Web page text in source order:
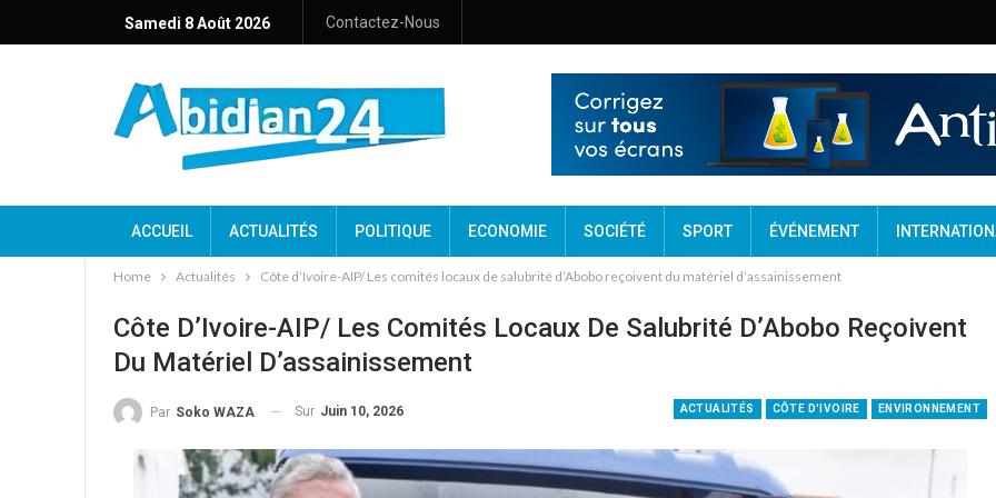
Samedi 8 Août 2026 Contactez-Nous
ACCUEIL ACTUALITÉS POLITIQUE ECONOMIE SOCIÉTÉ SPORT ÉVÉNEMENT
Home Actualités Côte d’Ivoire-AIP/ Les comités locaux de salubrité d’Abobo reçoivent du matériel d’assainissement
Côte D’Ivoire-AIP/ Les Comités Locaux De Salubrité D’Abobo Reçoivent
Du Matériel D’assainissement
ACTUALITÉS CÔTE D'IVOIRE ENVIRONNEMENT
Par Soko WAZA Sur Juin 10, 2026